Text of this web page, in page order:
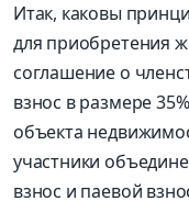
Итак, каковы
для приобретения
соглашение о
взнос в размере
объекта
участники
взнос и паевой